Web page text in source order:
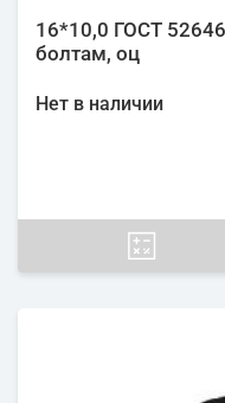
16*10,0 ГОСТ
болтам, оц
Нет в наличии